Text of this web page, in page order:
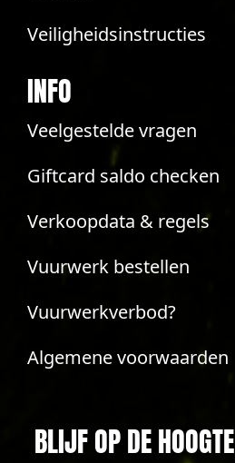
Veiligheidsinstructies
INFO
Veelgestelde vragen
Giftcard saldo checken
Verkoopdata & regels
Vuurwerk bestellen
Vuurwerkverbod?
Algemene voorwaarden
BLIJF OP DE HOOGTE